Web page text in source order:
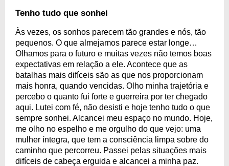
Tenho tudo que sonhei
Às vezes, os sonhos parecem tão grandes e nós, tão
pequenos. O que almejamos parece estar longe…
Olhamos para o futuro e muitas vezes não temos boas
expectativas em relação a ele. Acontece que as
batalhas mais difíceis são as que nos proporcionam
mais honra, quando vencidas. Olho minha trajetória e
percebo o quanto fui forte e guerreira por ter chegado
aqui. Lutei com fé, não desisti e hoje tenho tudo o que
sempre sonhei. Alcancei meu espaço no mundo. Hoje,
me olho no espelho e me orgulho do que vejo: uma
mulher íntegra, que tem a consciência limpa sobre do
caminho que percorreu. Passei pelas situações mais
difíceis de cabeça erguida e alcancei a minha paz.